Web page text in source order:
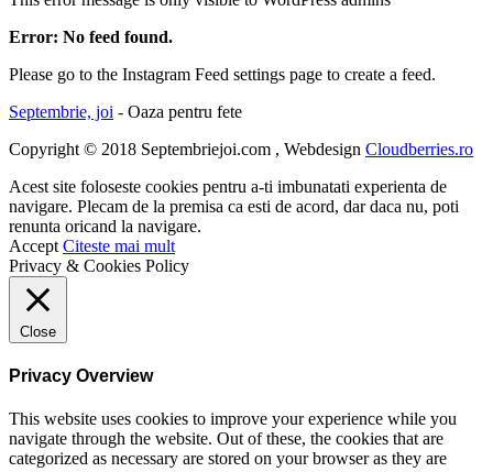
Error: No feed found.
Please go to the Instagram Feed settings page to create a feed.
Septembrie, joi - Oaza pentru fete
Copyright © 2018 Septembriejoi.com , Webdesign Cloudberries.ro
Acest site foloseste cookies pentru a-ti imbunatati experienta de
navigare. Plecam de la premisa ca esti de acord, dar daca nu, poti
renunta oricand la navigare.
Accept Citeste mai mult
Privacy & Cookies Policy
Close
Privacy Overview
This website uses cookies to improve your experience while you
navigate through the website. Out of these, the cookies that are
categorized as necessary are stored on your browser as they are